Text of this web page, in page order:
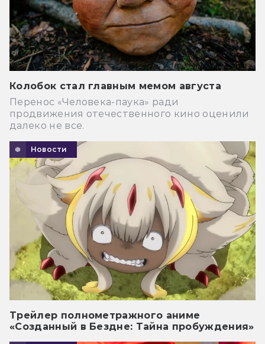
Колобок стал главным мемом августа
Перенос «Человека-паука» ради
продвижения отечественного кино оценили
далеко не все.
Новости
Трейлер полнометражного аниме
«Созданный в Бездне: Тайна пробуждения»